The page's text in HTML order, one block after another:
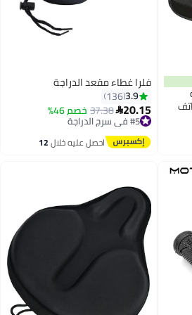
7
فلرا غطاء مقعد الدراجة
3.9
136
20.15
37.38خصم 46% #5 في سرج الدراجة
توصيل مجاني
#5 في سرج الدراجة
احصل عليه خلال12